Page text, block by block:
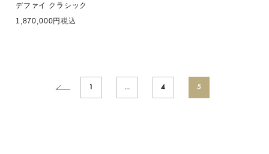
デファイ クラシック
1,870,000
税込
1 … 4 5